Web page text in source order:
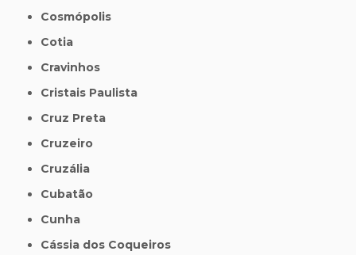
Cosmópolis
Cotia
Cravinhos
Cristais Paulista
Cruz Preta
Cruzeiro
Cruzália
Cubatão
Cunha
Cássia dos Coqueiros